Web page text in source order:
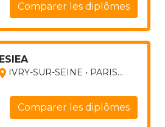
Comparer les diplômes
ESIEA
IVRY-SUR-SEINE • PARIS...
Comparer les diplômes